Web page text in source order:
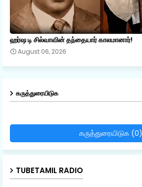
ஹர்ஷ டி சில்வாவின் தந்தையார் காலமானார்!
August 06, 2026
கருத்துரையிடுக
கருத்துரையிடுக (0)
TUBETAMIL RADIO